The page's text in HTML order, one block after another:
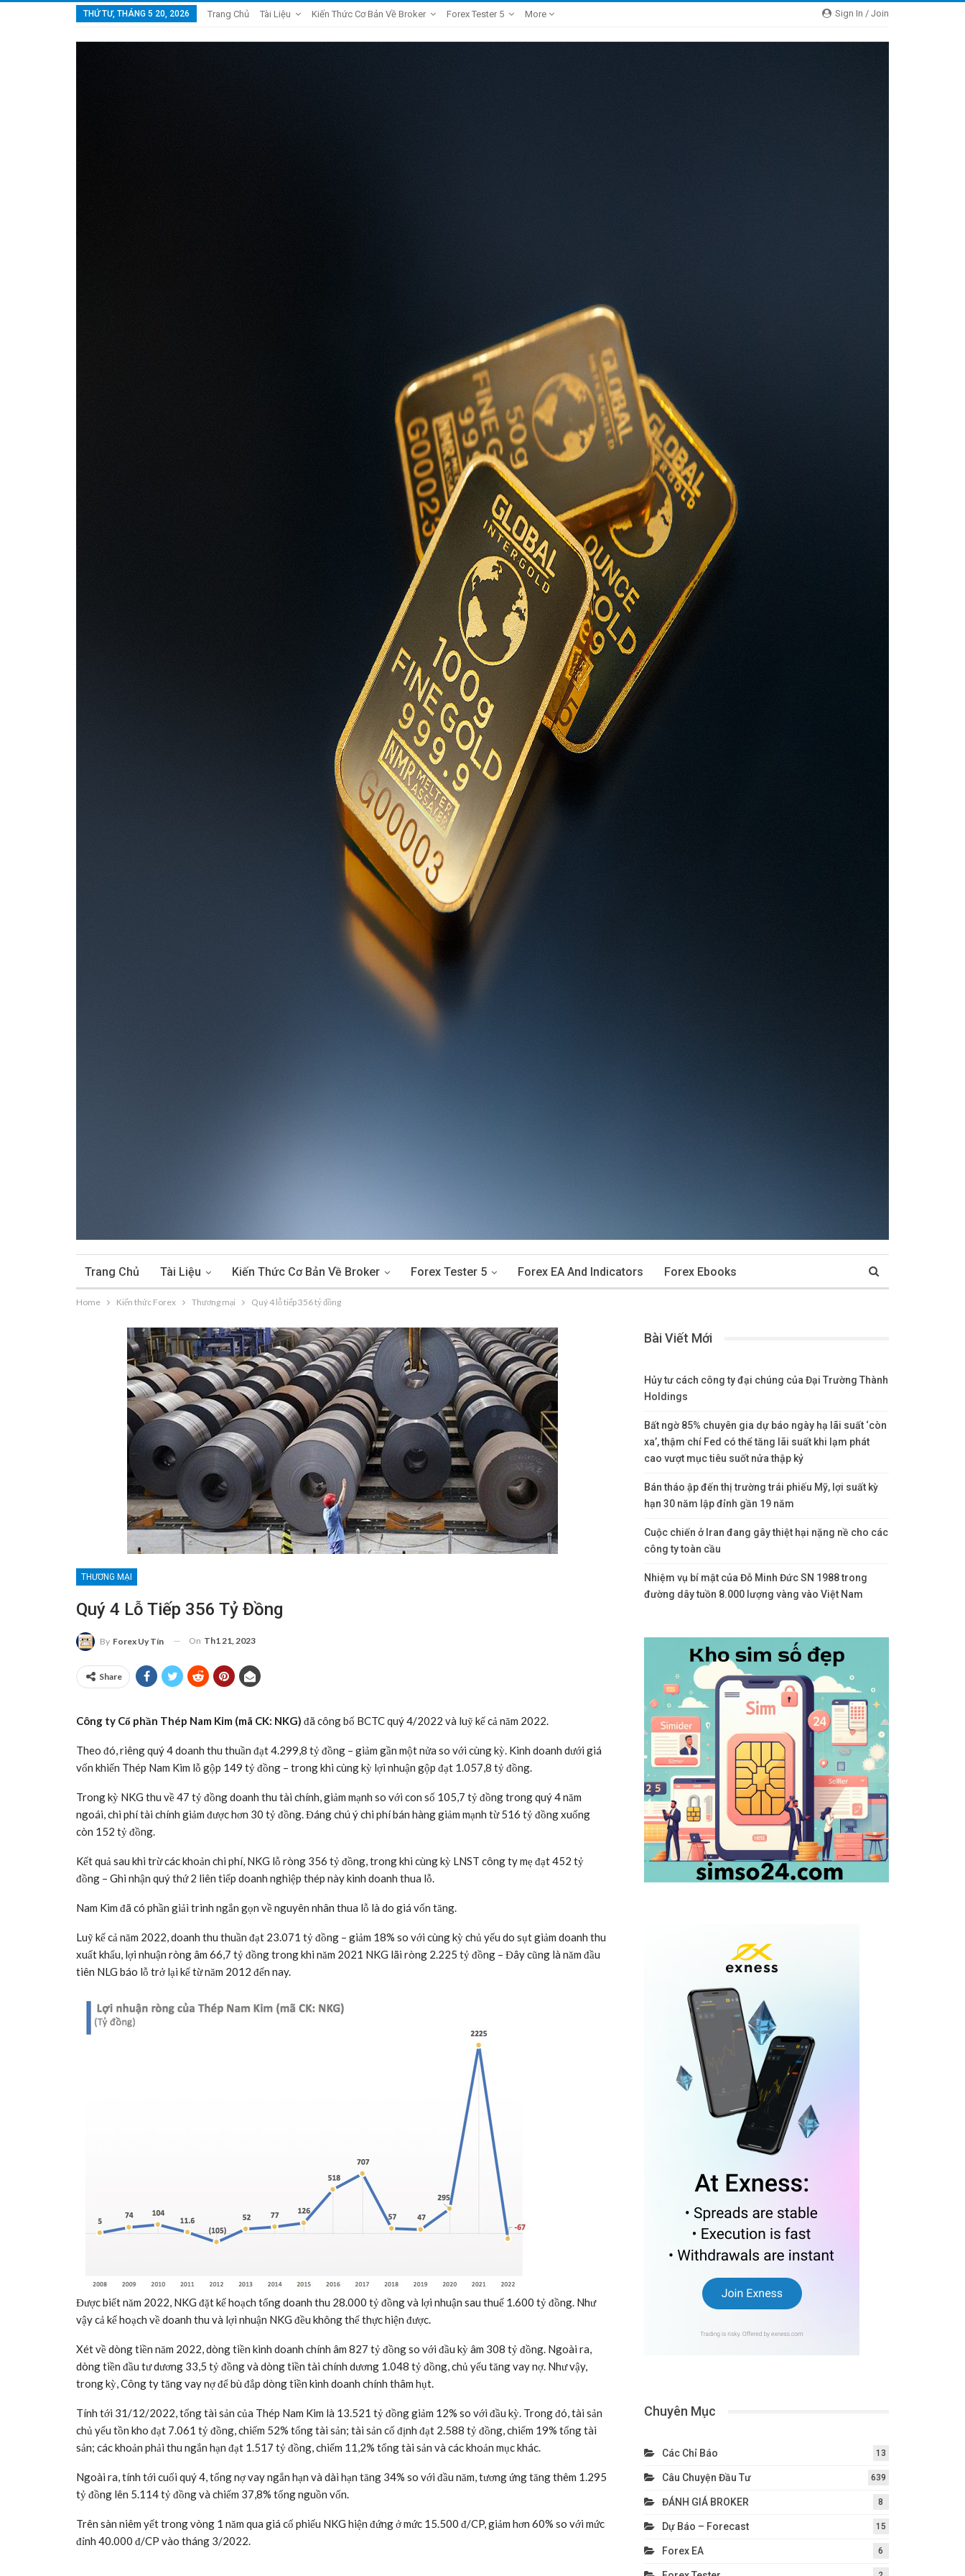
Sign In / Join
THỨ TƯ, THÁNG 5 20, 2026 Trang Chủ Tài Liệu Kiến Thức Cơ Bản Về Broker Forex Tester 5 More
Trang Chủ Tài Liệu Kiến Thức Cơ Bản Về Broker Forex Tester 5 Forex EA And Indicators Forex Ebooks
Home Kiến thức Forex Thương mại Quý 4 lỗ tiếp 356 tỷ đồng
THƯƠNG MẠI
Quý 4 Lỗ Tiếp 356 Tỷ Đồng
By Forex Uy Tín On Th1 21, 2023
Share
Công ty Cổ phần Thép Nam Kim (mã CK: NKG) đã công bố BCTC quý 4/2022 và luỹ kế cả năm 2022.
Theo đó, riêng quý 4 doanh thu thuần đạt 4.299,8 tỷ đồng – giảm gần một nửa so với cùng kỳ. Kinh doanh dưới giá
vốn khiến Thép Nam Kim lỗ gộp 149 tỷ đồng – trong khi cùng kỳ lợi nhuận gộp đạt 1.057,8 tỷ đồng.
Trong kỳ NKG thu về 47 tỷ đồng doanh thu tài chính, giảm mạnh so với con số 105,7 tỷ đồng trong quý 4 năm
ngoái, chi phí tài chính giảm được hơn 30 tỷ đồng. Đáng chú ý chi phí bán hàng giảm mạnh từ 516 tỷ đồng xuống
còn 152 tỷ đồng.
Kết quả sau khi trừ các khoản chi phí, NKG lỗ ròng 356 tỷ đồng, trong khi cùng kỳ LNST công ty mẹ đạt 452 tỷ
đồng – Ghi nhận quý thứ 2 liên tiếp doanh nghiệp thép này kinh doanh thua lỗ.
Nam Kim đã có phần giải trình ngắn gọn về nguyên nhân thua lỗ là do giá vốn tăng.
Luỹ kế cả năm 2022, doanh thu thuần đạt 23.071 tỷ đồng – giảm 18% so với cùng kỳ chủ yếu do sụt giảm doanh thu
xuất khẩu, lợi nhuận ròng âm 66,7 tỷ đồng trong khi năm 2021 NKG lãi ròng 2.225 tỷ đồng – Đây cũng là năm đầu
tiên NLG báo lỗ trở lại kể từ năm 2012 đến nay.
Được biết năm 2022, NKG đặt kế hoạch tổng doanh thu 28.000 tỷ đồng và lợi nhuận sau thuế 1.600 tỷ đồng. Như
vậy cả kế hoạch về doanh thu và lợi nhuận NKG đều không thể thực hiện được.
Xét về dòng tiền năm 2022, dòng tiền kinh doanh chính âm 827 tỷ đồng so với đầu kỳ âm 308 tỷ đồng. Ngoài ra,
dòng tiền đầu tư dương 33,5 tỷ đồng và dòng tiền tài chính dương 1.048 tỷ đồng, chủ yếu tăng vay nợ. Như vậy,
trong kỳ, Công ty tăng vay nợ để bù đắp dòng tiền kinh doanh chính thâm hụt.
Tính tới 31/12/2022, tổng tài sản của Thép Nam Kim là 13.521 tỷ đồng giảm 12% so với đầu kỳ. Trong đó, tài sản
chủ yếu tồn kho đạt 7.061 tỷ đồng, chiếm 52% tổng tài sản; tài sản cố định đạt 2.588 tỷ đồng, chiếm 19% tổng tài
sản; các khoản phải thu ngắn hạn đạt 1.517 tỷ đồng, chiếm 11,2% tổng tài sản và các khoản mục khác.
Ngoài ra, tính tới cuối quý 4, tổng nợ vay ngắn hạn và dài hạn tăng 34% so với đầu năm, tương ứng tăng thêm 1.295
tỷ đồng lên 5.114 tỷ đồng và chiếm 37,8% tổng nguồn vốn.
Trên sàn niêm yết trong vòng 1 năm qua giá cổ phiếu NKG hiện đứng ở mức 15.500 đ/CP, giảm hơn 60% so với mức
đỉnh 40.000 đ/CP vào tháng 3/2022.
Bài Viết Mới
Hủy tư cách công ty đại chúng của Đại Trường Thành
Holdings
Bất ngờ 85% chuyên gia dự báo ngày hạ lãi suất ‘còn
xa’, thậm chí Fed có thể tăng lãi suất khi lạm phát
cao vượt mục tiêu suốt nửa thập kỷ
Bán tháo ập đến thị trường trái phiếu Mỹ, lợi suất kỳ
hạn 30 năm lập đỉnh gần 19 năm
Cuộc chiến ở Iran đang gây thiệt hại nặng nề cho các
công ty toàn cầu
Nhiệm vụ bí mật của Đỗ Minh Đức SN 1988 trong
đường dây tuồn 8.000 lượng vàng vào Việt Nam
Chuyên Mục
Các Chỉ Báo 13
Câu Chuyện Đầu Tư 639
ĐÁNH GIÁ BROKER 8
Dự Báo – Forecast 15
Forex EA 6